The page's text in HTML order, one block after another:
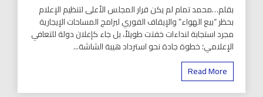
بقلم…محمد تمام لم يكن قرار المجلس الأعلى لتنظيم الإعلام
بحظر “بيع الهواء” والإيقاف الفوري لبرامج المساحات الإيجارية
مجرد استجابة لنداءات خفتت طويلاً، بل جاء كإعلان دولة للتعافي
الإعلامي؛ خطوة جادة نحو استرداد هيبة الشاشة...
Read More